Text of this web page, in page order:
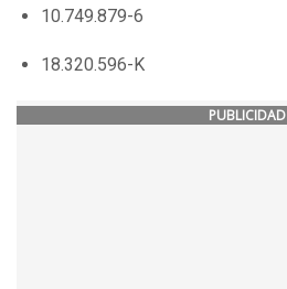
10.749.879-6
18.320.596-K
PUBLICIDAD